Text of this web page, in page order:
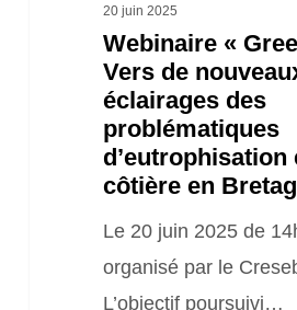
Bretagne »
20 juin 2025
Webinaire «
Vers de
éclairages des
problématiques
d’eutrophisation
côtière en
Le 20 juin 2025 de
organisé par le
L’objectif poursuivi…